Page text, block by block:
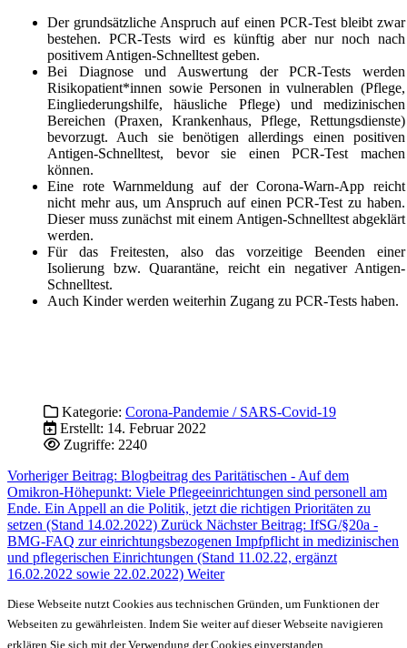
Der grundsätzliche Anspruch auf einen PCR-Test bleibt zwar
bestehen. PCR-Tests wird es künftig aber nur noch nach
positivem Antigen-Schnelltest geben.
Bei Diagnose und Auswertung der PCR-Tests werden
Risikopatient*innen sowie Personen in vulnerablen (Pflege,
Eingliederungshilfe, häusliche Pflege) und medizinischen
Bereichen (Praxen, Krankenhaus, Pflege, Rettungsdienste)
bevorzugt. Auch sie benötigen allerdings einen positiven
Antigen-Schnelltest, bevor sie einen PCR-Test machen
können.
Eine rote Warnmeldung auf der Corona-Warn-App reicht
nicht mehr aus, um Anspruch auf einen PCR-Test zu haben.
Dieser muss zunächst mit einem Antigen-Schnelltest abgeklärt
werden.
Für das Freitesten, also das vorzeitige Beenden einer
Isolierung bzw. Quarantäne, reicht ein negativer Antigen-
Schnelltest.
Auch Kinder werden weiterhin Zugang zu PCR-Tests haben.
Kategorie: Corona-Pandemie / SARS-Covid-19
Erstellt: 14. Februar 2022
Zugriffe: 2240
Vorheriger Beitrag: Blogbeitrag des Paritätischen - Auf dem
Omikron-Höhepunkt: Viele Pflegeeinrichtungen sind personell am
Ende. Ein Appell an die Politik, jetzt die richtigen Prioritäten zu
setzen (Stand 14.02.2022) Zurück Nächster Beitrag: IfSG/§20a -
BMG-FAQ zur einrichtungsbezogenen Impfpflicht in medizinischen
und pflegerischen Einrichtungen (Stand 11.02.22, ergänzt
16.02.2022 sowie 22.02.2022) Weiter
Diese Webseite nutzt Cookies aus technischen Gründen, um Funktionen der
Webseiten zu gewährleisten. Indem Sie weiter auf dieser Webseite navigieren
erklären Sie sich mit der Verwendung der Cookies einverstanden.